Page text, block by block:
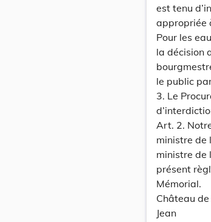
est tenu
appropriée
Pour les
la décision
le public
3. Le
Art. 2.
ministre de
ministre de
présent
Mémorial.
Château
Jean